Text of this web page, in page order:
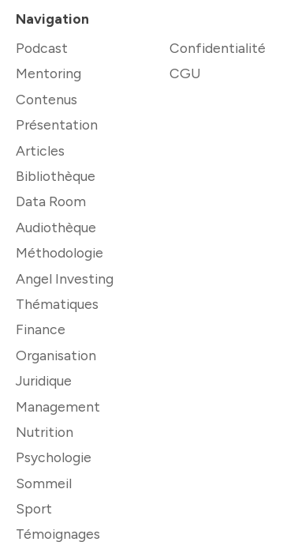
Navigation
Podcast
Mentoring
Contenus
Présentation
Articles
Bibliothèque
Data Room
Audiothèque
Méthodologie
Angel Investing
Thématiques
Finance
Organisation
Juridique
Management
Nutrition
Psychologie
Sommeil
Sport
Témoignages
Confidentialité
CGU